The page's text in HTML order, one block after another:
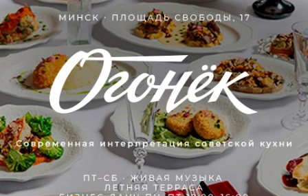
Гриль
Шашлыки (отпускаются по весу готового
продукта)
Гарниры